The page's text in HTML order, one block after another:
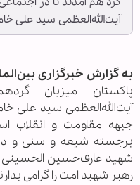
آیت‌الله‌العظمی سید علی
به گزارش خبرگزاری
پاکستان میزبان
آیت‌الله‌العظمی سید علی
جبهه مقاومت و انقلاب
برجسته شیعه و سنی و
شهید عارف‌حسین الحسینی
رهبر شهید امت را گرامی